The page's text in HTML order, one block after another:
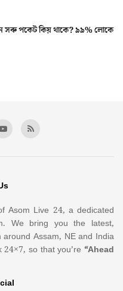
সৰু পকেট কিয় থাকে? ৯৯% লোকে
Asom Live 24, a dedicated
We bring you the latest,
Assam, NE and India
so that you’re “Ahead